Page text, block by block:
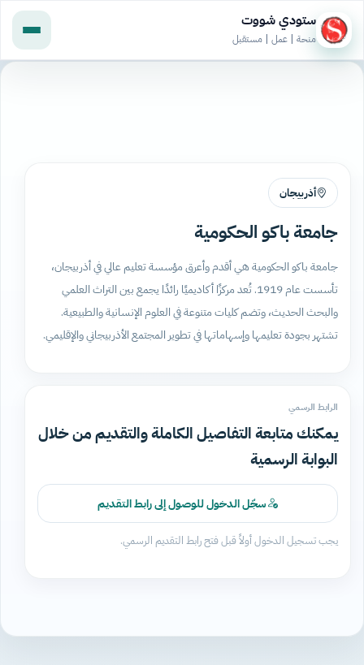
ستودي شووت
منحة | عمل | مستقبل
أذربيجان
جامعة باكو الحكومية
جامعة باكو الحكومية هي أقدم وأعرق مؤسسة تعليم عالي في أذربيجان،
تأسست عام 1919. تُعد مركزًا أكاديميًا رائدًا يجمع بين التراث العلمي
والبحث الحديث، وتضم كليات متنوعة في العلوم الإنسانية والطبيعية.
تشتهر بجودة تعليمها وإسهاماتها في تطوير المجتمع الأذربيجاني والإقليمي.
الرابط الرسمي
يمكنك متابعة التفاصيل الكاملة والتقديم من خلال
البوابة الرسمية
سجّل الدخول للوصول إلى رابط التقديم
يجب تسجيل الدخول أولاً قبل فتح رابط التقديم الرسمي.